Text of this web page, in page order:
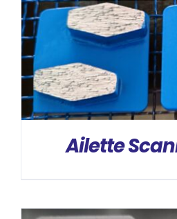
DÉTAILS
Ailette